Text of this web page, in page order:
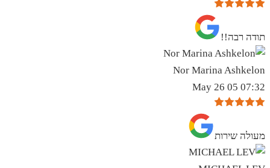
תודה רבה!!
Nor Marina Ashkelon
07:32 05 May 26
מעולה שירות